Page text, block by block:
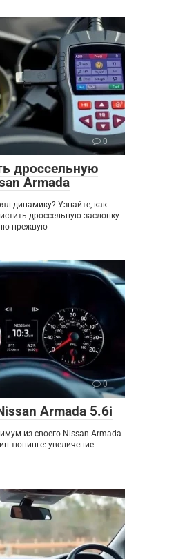
0
дроссельную
Armada
динамику? Узнайте, как
дроссельную заслонку
прежвую
0
Armada 5.6i
из своего Nissan Armada
тюнинге: увеличение